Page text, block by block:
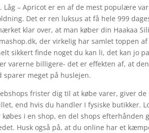
Låg – Apricot er en af de mest populære
Det er ren luksus at få hele 999
klar over, at man køber din Haakaa
der virkelig har samlet toppen
sikkert finde noget du kan li, det kan jo
varerne billigere- det er effekten af, at
sparer meget på huslejen.
frister dig til at købe varer, giver
end hvis du handler I fysiske butikker.
i en shop, en del shops efterhånden
Husk også på, at du online har et